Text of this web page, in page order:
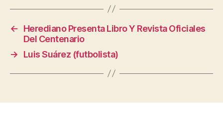
←
Herediano Presenta Libro Y Revista Oficiales
Del Centenario
→
Luis Suárez (futbolista)